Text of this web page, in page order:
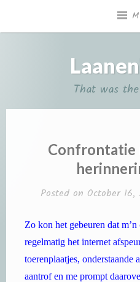
That was
Confrontatie
Posted on October 16,
Zo kon het gebeuren dat
regelmatig het internet
toerenplaatjes, onderstaande
aantrof en me prompt